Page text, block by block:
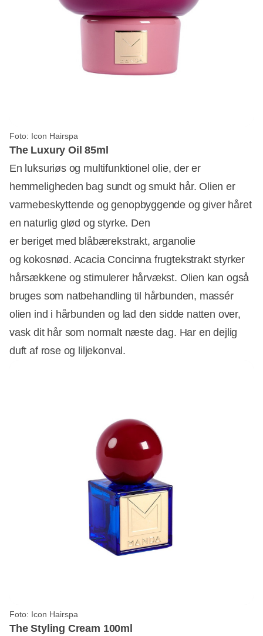
Foto: Icon Hairspa
The Luxury Oil 85ml
En luksuriøs og multifunktionel olie, der er
hemmeligheden bag sundt og smukt hår. Olien er
varmebeskyttende og genopbyggende og giver håret
en naturlig glød og styrke. Den
er beriget med blåbærekstrakt, arganolie
og kokosnød. Acacia Concinna frugtekstrakt styrker
hårsækkene og stimulerer hårvækst. Olien kan også
bruges som natbehandling til hårbunden, massér
olien ind i hårbunden og lad den sidde natten over,
vask dit hår som normalt næste dag. Har en dejlig
duft af rose og liljekonval.
Foto: Icon Hairspa
The Styling Cream 100ml